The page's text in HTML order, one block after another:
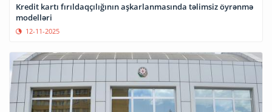
Kredit kartı fırıldaqçılığının aşkarlanmasında təlimsiz öyrənmə
modelləri
12-11-2025